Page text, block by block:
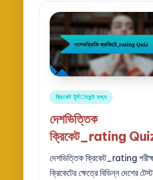
Posted
ক্রিকেট টুर्नামেন্ট তথ্য
দেশভিত্তিক
ক্রিকেট_rating
দেশভিত্তিক ক্রিকেট_rating
ক্রিকেটের ক্ষেত্রে বিভিন্ন দেশের